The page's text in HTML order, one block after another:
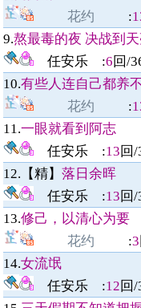
花约 :
9.熬最毒的夜 决战到
任安乐 :6回/
10.有些人连自己都养
花约 :
11.一眼就看到阿志
任安乐 :13回/
12.【精】 落日余晖
任安乐 :13回/
13.修己，以清心为要
花约 :3
14.女流氓
任安乐 :12回/